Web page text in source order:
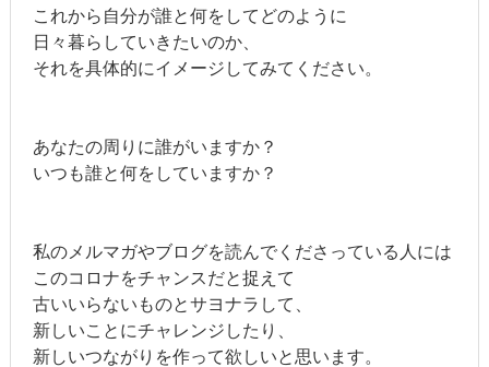
これから自分が誰と何をしてどのように
日々暮らしていきたいのか、
それを具体的にイメージしてみてください。
あなたの周りに誰がいますか？
いつも誰と何をしていますか？
私のメルマガやブログを読んでくださっている人には
このコロナをチャンスだと捉えて
古いいらないものとサヨナラして、
新しいことにチャレンジしたり、
新しいつながりを作って欲しいと思います。